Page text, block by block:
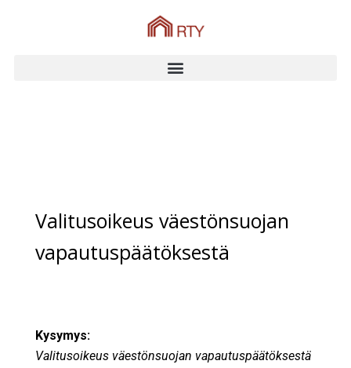
Valitusoikeus väestönsuojan
vapautuspäätöksestä
Kysymys:
Valitusoikeus väestönsuojan vapautuspäätöksestä